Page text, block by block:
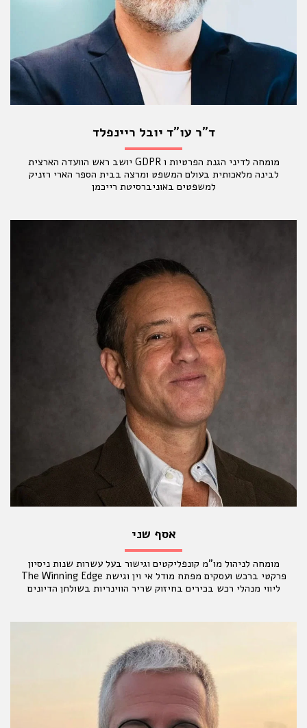
ד"ר עו"ד יובל ריינפלד
מומחה לדיני הגנת הפרטיות ו GDPR יושב ראש הוועדה הארצית
לבינה מלאכותית בעולם המשפט ומרצה בבית הספר הארי רזניק
למשפטים באוניברסיטת רייכמן
אסף שני
מומחה לניהול מו"מ קונפליקטים וגישור בעל עשרות שנות ניסיון
פרקטי ברכש ועסקים מפתח מודל אי וין וגישת The Winning Edge
ליווי מנהלי רכש בכירים בחיזוק שריר הווינריות בשולחן הדיונים